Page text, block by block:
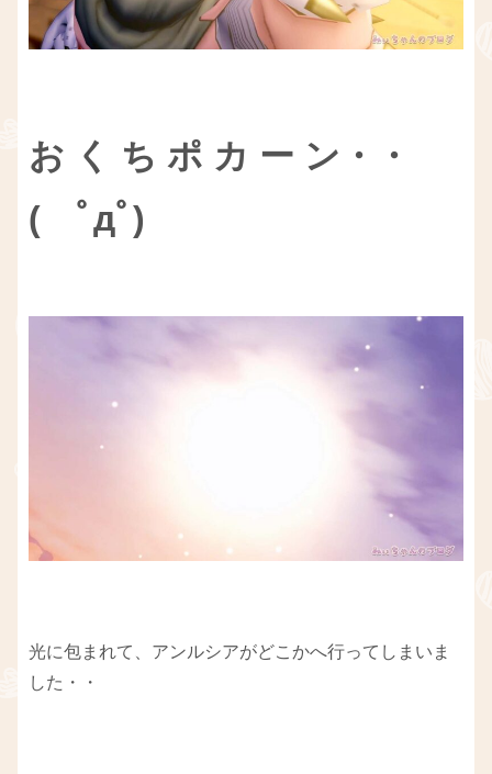
お く ち ポ カ ー ン・・
( ﾟдﾟ)
光に包まれて、アンルシアがどこかへ行ってしまいま
した・・